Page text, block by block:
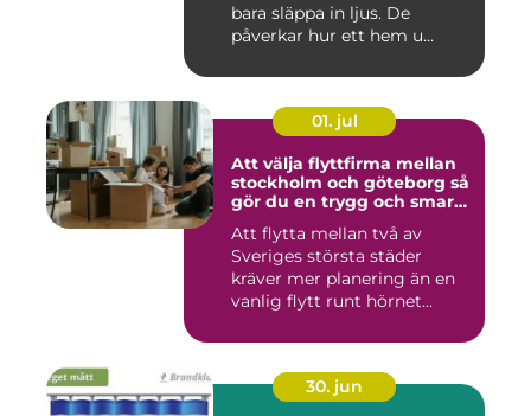
bara släppa in ljus. De
påverkar hur ett hem u...
01. jul
Att välja flyttfirma mellan
stockholm och göteborg så
gör du en trygg och smart
Att flytta mellan två av
Sveriges största städer
kräver mer planering än en
vanlig flytt runt hörnet...
30. jun